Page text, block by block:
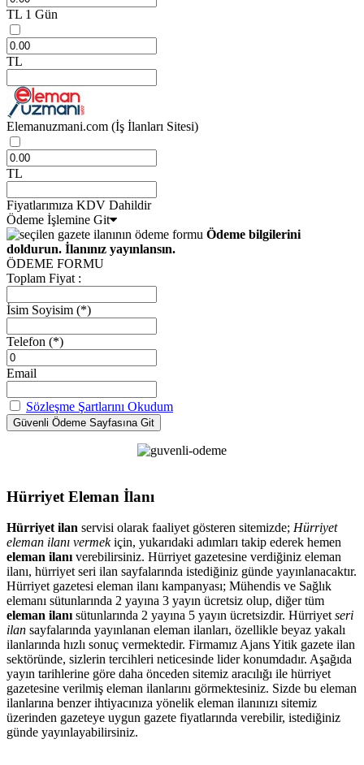
TL 1 Gün
TL
Elemanuzmani.com (İş İlanları Sitesi)
TL
Fiyatlarımıza KDV Dahildir
Ödeme İşlemine Git
Ödeme bilgilerini
doldurun. İlanınız yayınlansın.
ÖDEME FORMU
Toplam Fiyat :
İsim Soyisim (*)
Telefon (*)
Email
Sözleşme Şartlarını Okudum
Hürriyet Eleman İlanı
Hürriyet ilan servisi olarak faaliyet gösteren sitemizde; Hürriyet
eleman ilanı vermekiçin, yukarıdaki adımları takip ederek hemen
eleman ilanı verebilirsiniz. Hürriyet gazetesine verdiğiniz eleman
ilanı, hürriyet seri ilan sayfalarında istediğiniz günde yayınlanacaktır.
Hürriyet gazetesi eleman ilanı kampanyası; Mühendis ve Sağlık
elemanı sütunlarında 2 yayına 3 yayın ücretsiz olup, diğer tüm
eleman ilanı sütunlarında 2 yayına 5 yayın ücretsizdir. Hürriyet seri
ilan sayfalarında yayınlanan eleman ilanları, özellikle beyaz yakalı
ilanlarında hızlı sonuç vermektedir. Firmamız Ajans Yitik gazete ilan
sektöründe, sizlerin tercihleri neticesinde lider konumdadır. Aşağıda
yayın tarihlerine göre daha önceden sitemiz aracılığı ile hürriyet
gazetesine verilmiş eleman ilanlarını görmektesiniz. Sizde bu eleman
ilanlarına benzer ihtiyacınıza yönelik eleman ilanınızı sitemiz
üzerinden gazeteye uygun gazete fiyatlarında verebilir, istediğiniz
günde yayınlayabilirsiniz.